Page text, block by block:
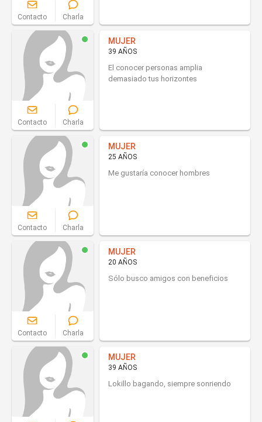
Contacto Charla
Contacto Charla
MUJER
39 AÑOS
El conocer personas amplia
demasiado tus horizontes
Contacto Charla
MUJER
25 AÑOS
Me gustaría conocer hombres
Contacto Charla
MUJER
20 AÑOS
Sólo busco amigos con beneficios
MUJER
39 AÑOS
Lokillo bagando, siempre sonriendo